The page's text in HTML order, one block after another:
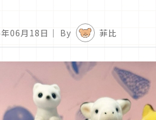
06月18日 ｜ By 菲比